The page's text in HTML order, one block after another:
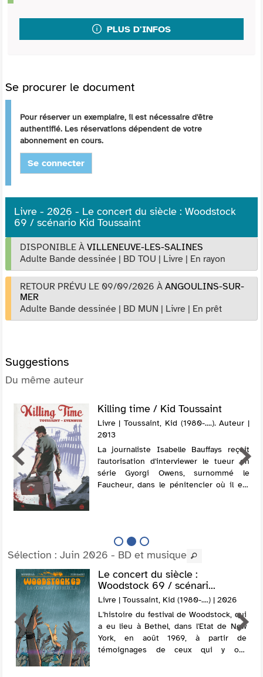
PLUS D'INFOS
Se procurer le document
Pour réserver un exemplaire, il est nécessaire d'être
authentifié. Les réservations dépendent de votre
abonnement en cours.
Se connecter
Livre - 2026 - Le concert du siècle : Woodstock
69 / scénario Kid Toussaint
DISPONIBLE À VILLENEUVE-LES-SALINES
Adulte Bande dessinée | BD TOU | Livre | En rayon
RETOUR PRÉVU LE 09/09/2026 À ANGOULINS-SUR-
MER
Adulte Bande dessinée | BD MUN | Livre | En prêt
Suggestions
Du même auteur
Killing time / Kid Toussaint
Livre | Toussaint, Kid (1980-....). Auteur |
2013
La journaliste Isabelle Bauffays reçoit
l'autorisation d'interviewer le tueur en
série Gyorgi Owens, surnommé le
Faucheur, dans le pénitencier où il est
Sélection : Juin 2026 - BD et musique
Le concert du siècle :
Woodstock 69 / scénari...
Livre | Toussaint, Kid (1980-....) | 2026
L'histoire du festival de Woodstock, qui
a eu lieu à Bethel, dans l'Etat de New
York, en août 1969, à partir de
témoignages de ceux qui y ont